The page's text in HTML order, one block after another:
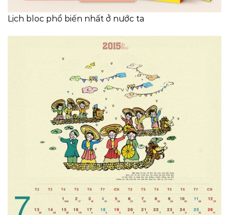
Lịch bloc phổ biến nhất ở nước ta